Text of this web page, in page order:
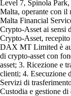
Level 7, Spinola
Malta, operante con il
Malta Financial
Crypto-Asset ai sensi
Crypto-Asset,
DAX MT Limited è
di crypto-asset con
asset; 3. Ricezione e
clienti; 4. Esecuzione
Servizi di
Custodia e gestione